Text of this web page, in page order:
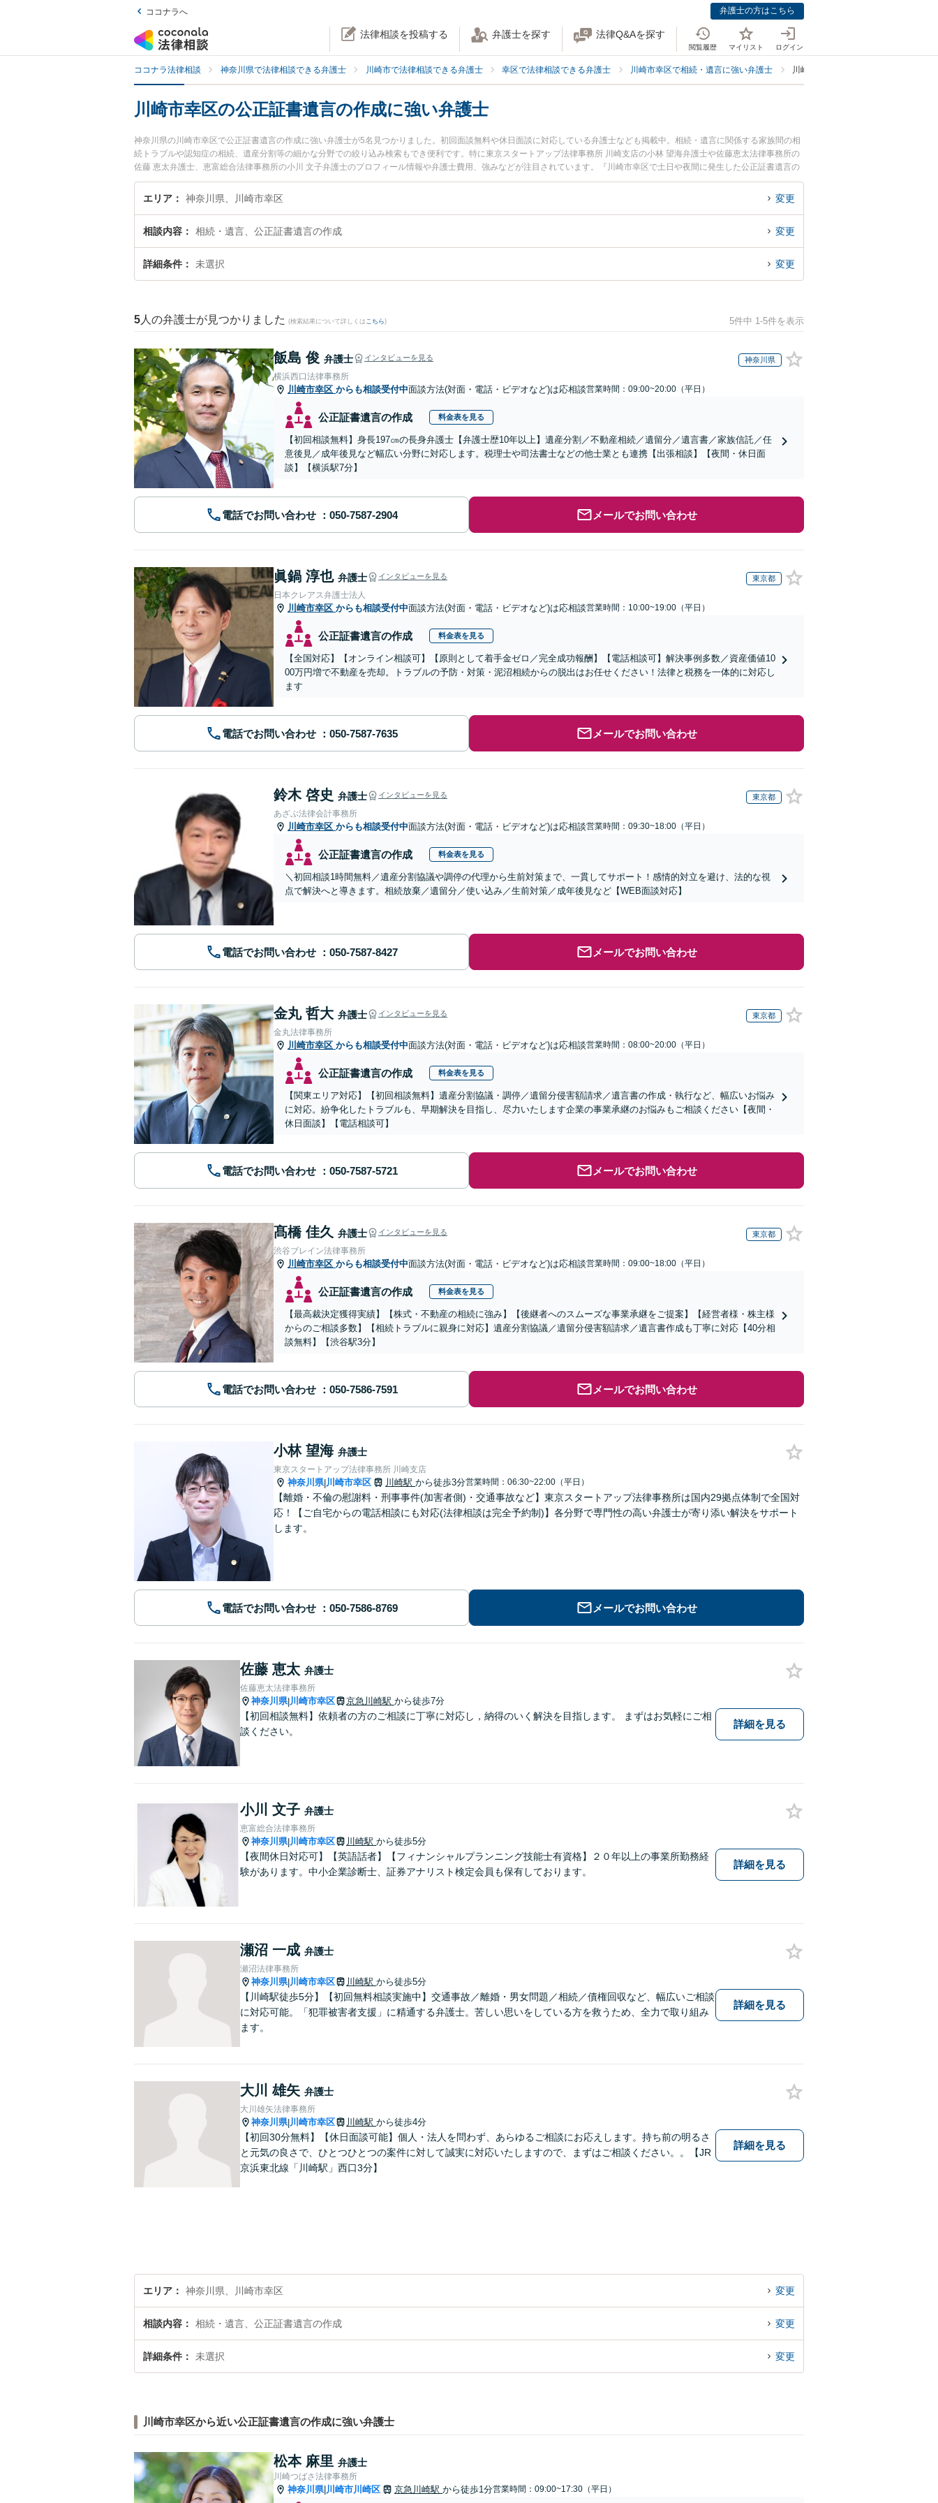
ココナラへ 弁護士の方はこちら
法律相談を投稿する 弁護士を探す 法律Q&Aを探す
閲覧履歴 マイリスト ログイン
ココナラ法律相談 神奈川県で法律相談できる弁護士 川崎市で法律相談できる弁護士 幸区で法律相談できる弁護士 川崎市幸区で相続・遺言に強い弁護士 川崎市幸区で公正証書遺言の作成に強
川崎市幸区の公正証書遺言の作成に強い弁護士
神奈川県の川崎市幸区で公正証書遺言の作成に強い弁護士が5名見つかりました。初回面談無料や休日面談に対応している弁護士なども掲載中。相続・遺言に関係する家族間の相
続トラブルや認知症の相続、遺産分割等の細かな分野での絞り込み検索もでき便利です。特に東京スタートアップ法律事務所 川崎支店の小林 望海弁護士や佐藤恵太法律事務所の
佐藤 恵太弁護士、恵富総合法律事務所の小川 文子弁護士のプロフィール情報や弁護士費用、強みなどが注目されています。『川崎市幸区で土日や夜間に発生した公正証書遺言の
作成のトラブルを今すぐに弁護士に相談したい』『公正証書遺言の作成のトラブル解決の実績豊富な近くの弁護士を検索したい』『初回相談無料で公正証書遺言の作成を法律相談
できる川崎市幸区内の弁護士に相談予約したい』などでお困りの相談者さんにおすすめです。
エリア 神奈川県、川崎市幸区 変更
相談内容 相続・遺言、公正証書遺言の作成 変更
詳細条件 未選択 変更
5 人の弁護士が見つかりました (検索結果について詳しくは こちら) 5件中 1-5件を表示
飯島 俊 弁護士 インタビューを見る 神奈川県
横浜西口法律事務所
川崎市幸区 からも相談受付中面談方法(対面・電話・ビデオなど)は応相談営業時間：09:00~20:00（平日）
公正証書遺言の作成 料金表を見る
【初回相談無料】身長197㎝の長身弁護士【弁護士歴10年以上】遺産分割／不動産相続／遺留分／遺言書／家族信託／任
意後見／成年後見など幅広い分野に対応します。税理士や司法書士などの他士業とも連携【出張相談】【夜間・休日面
談】【横浜駅7分】
電話でお問い合わせ メールでお問い合わせ
眞鍋 淳也 弁護士 インタビューを見る 東京都
日本クレアス弁護士法人
川崎市幸区 からも相談受付中面談方法(対面・電話・ビデオなど)は応相談営業時間：10:00~19:00（平日）
公正証書遺言の作成 料金表を見る
【全国対応】【オンライン相談可】【原則として着手金ゼロ／完全成功報酬】【電話相談可】解決事例多数／資産価値10
00万円増で不動産を売却。トラブルの予防・対策・泥沼相続からの脱出はお任せください！法律と税務を一体的に対応し
ます
電話でお問い合わせ メールでお問い合わせ
鈴木 啓史 弁護士 インタビューを見る 東京都
あざぶ法律会計事務所
川崎市幸区 からも相談受付中面談方法(対面・電話・ビデオなど)は応相談営業時間：09:30~18:00（平日）
公正証書遺言の作成 料金表を見る
＼初回相談1時間無料／遺産分割協議や調停の代理から生前対策まで、一貫してサポート！感情的対立を避け、法的な視
点で解決へと導きます。相続放棄／遺留分／使い込み／生前対策／成年後見など【WEB面談対応】
電話でお問い合わせ メールでお問い合わせ
金丸 哲大 弁護士 インタビューを見る 東京都
金丸法律事務所
川崎市幸区 からも相談受付中面談方法(対面・電話・ビデオなど)は応相談営業時間：08:00~20:00（平日）
公正証書遺言の作成 料金表を見る
【関東エリア対応】【初回相談無料】遺産分割協議・調停／遺留分侵害額請求／遺言書の作成・執行など、幅広いお悩み
に対応。紛争化したトラブルも、早期解決を目指し、尽力いたします企業の事業承継のお悩みもご相談ください【夜間・
休日面談】【電話相談可】
電話でお問い合わせ メールでお問い合わせ
髙橋 佳久 弁護士 インタビューを見る 東京都
渋谷ブレイン法律事務所
川崎市幸区 からも相談受付中面談方法(対面・電話・ビデオなど)は応相談営業時間：09:00~18:00（平日）
公正証書遺言の作成 料金表を見る
【最高裁決定獲得実績】【株式・不動産の相続に強み】【後継者へのスムーズな事業承継をご提案】【経営者様・株主様
からのご相談多数】【相続トラブルに親身に対応】遺産分割協議／遺留分侵害額請求／遺言書作成も丁寧に対応【40分相
談無料】【渋谷駅3分】
電話でお問い合わせ メールでお問い合わせ
小林 望海 弁護士
東京スタートアップ法律事務所 川崎支店
神奈川県|川崎市幸区 川崎駅 から徒歩3分営業時間：06:30~22:00（平日）
【離婚・不倫の慰謝料・刑事事件(加害者側)・交通事故など】東京スタートアップ法律事務所は国内29拠点体制で全国対
応！【ご自宅からの電話相談にも対応(法律相談は完全予約制)】各分野で専門性の高い弁護士が寄り添い解決をサポート
します。
電話でお問い合わせ メールでお問い合わせ
佐藤 恵太 弁護士
佐藤恵太法律事務所
神奈川県|川崎市幸区 京急川崎駅 から徒歩7分
【初回相談無料】依頼者の方のご相談に丁寧に対応し，納得のいく解決を目指します。 まずはお気軽にご相
談ください。
詳細を見る
小川 文子 弁護士
恵富総合法律事務所
神奈川県|川崎市幸区 川崎駅 から徒歩5分
【夜間休日対応可】【英語話者】【フィナンシャルプランニング技能士有資格】２０年以上の事業所勤務経
験があります。中小企業診断士、証券アナリスト検定会員も保有しております。
詳細を見る
瀬沼 一成 弁護士
瀬沼法律事務所
神奈川県|川崎市幸区 川崎駅 から徒歩5分
【川崎駅徒歩5分】【初回無料相談実施中】交通事故／離婚・男女問題／相続／債権回収など、幅広いご相談
に対応可能。「犯罪被害者支援」に精通する弁護士。苦しい思いをしている方を救うため、全力で取り組み
ます。
詳細を見る
大川 雄矢 弁護士
大川雄矢法律事務所
神奈川県|川崎市幸区 川崎駅 から徒歩4分
【初回30分無料】【休日面談可能】個人・法人を問わず、あらゆるご相談にお応えします。持ち前の明るさ
と元気の良さで、ひとつひとつの案件に対して誠実に対応いたしますので、まずはご相談ください。。【JR
京浜東北線「川崎駅」⻄⼝3分】
詳細を見る
エリア 神奈川県、川崎市幸区 変更
相談内容 相続・遺言、公正証書遺言の作成 変更
詳細条件 未選択 変更
川崎市幸区から近い公正証書遺言の作成に強い弁護士
松本 麻里 弁護士
川崎つばさ法律事務所
神奈川県| 川崎市川崎区 京急川崎駅 から徒歩1分営業時間：09:00~17:30（平日）